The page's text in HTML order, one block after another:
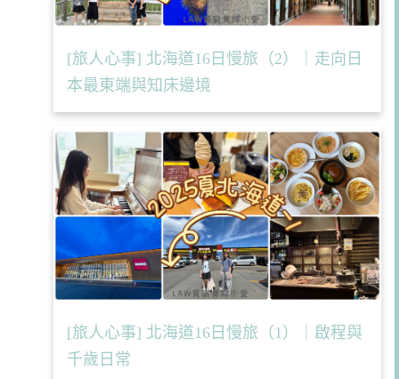
[旅人心事] 北海道16日慢旅（2）｜走向日
本最東端與知床邊境
[旅人心事] 北海道16日慢旅（1）｜啟程與
千歲日常